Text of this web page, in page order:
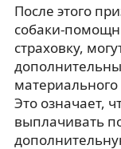
После этого
собаки-
страховку,
Это означает,
выплачивать